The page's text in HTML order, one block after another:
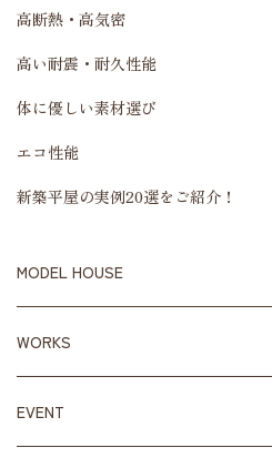
高断熱・高気密
高い耐震・耐久性能
体に優しい素材選び
エコ性能
新築平屋の実例20選をご紹介！
MODEL HOUSE
WORKS
EVENT